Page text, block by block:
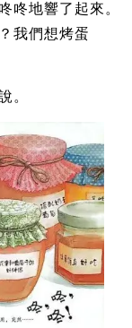
咚地響了起來。
我們想烤蛋
。